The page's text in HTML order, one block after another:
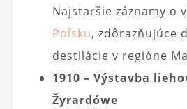
Najstaršie záznamy o
Poľsku, zdôrazňujúce
destilácie v regióne
1910 – Výstavba
Žyrardówe